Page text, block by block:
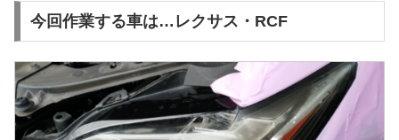
今回作業する車は…レクサス・RCF